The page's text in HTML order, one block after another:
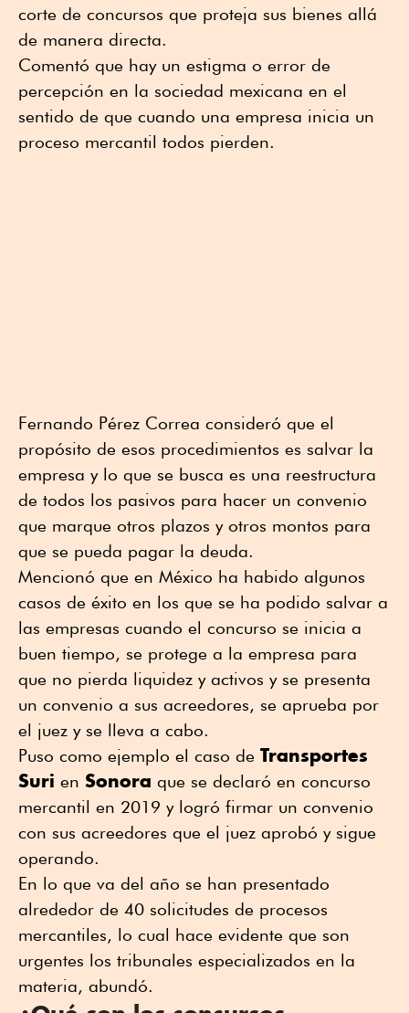
corte de concursos que proteja sus bienes allá
de manera directa.
Comentó que hay un estigma o error de
percepción en la sociedad mexicana en el
sentido de que cuando una empresa inicia un
proceso mercantil todos pierden.
Fernando Pérez Correa consideró que el
propósito de esos procedimientos es salvar la
empresa y lo que se busca es una reestructura
de todos los pasivos para hacer un convenio
que marque otros plazos y otros montos para
que se pueda pagar la deuda.
Mencionó que en México ha habido algunos
casos de éxito en los que se ha podido salvar a
las empresas cuando el concurso se inicia a
buen tiempo, se protege a la empresa para
que no pierda liquidez y activos y se presenta
un convenio a sus acreedores, se aprueba por
el juez y se lleva a cabo.
Puso como ejemplo el caso de Transportes
Suri en Sonora que se declaró en concurso
mercantil en 2019 y logró firmar un convenio
con sus acreedores que el juez aprobó y sigue
operando.
En lo que va del año se han presentado
alrededor de 40 solicitudes de procesos
mercantiles, lo cual hace evidente que son
urgentes los tribunales especializados en la
materia, abundó.